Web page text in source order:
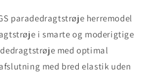
paradedragtstrøje herremodel
i smarte og moderigtige
med optimal
med bred elastik uden